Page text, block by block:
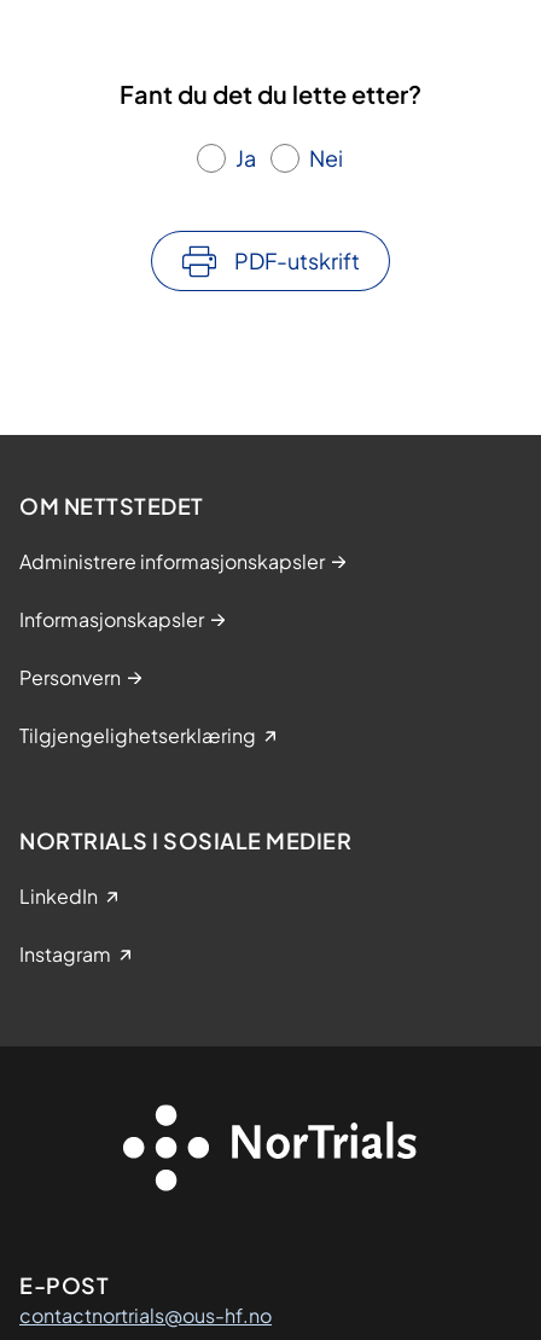
Fant du det du lette etter?
Ja Nei
PDF-utskrift
OM NETTSTEDET
Administrere informasjonskapsler
Informasjonskapsler
Personvern
Tilgjengelighetserklæring
NORTRIALS I SOSIALE MEDIER
LinkedIn
Instagram
Kontaktinformasjon
E-POST
contactnortrials@ous-hf.no